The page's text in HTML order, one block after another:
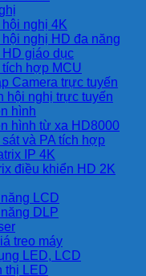
nghị 4K
hội nghị HD đa năng
HD giáo dục
tích hợp MCU
Camera trực tuyến
hội nghị trực tuyến
hình
hình từ xa HD8000
và PA tích hợp
IP 4K
điều khiển HD 2K
LCD
DLP
treo máy
LED, LCD
thị LED